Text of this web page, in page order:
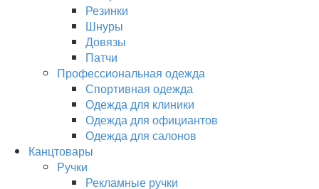
Резинки
Шнуры
Довязы
Патчи
Профессиональная одежда
Спортивная одежда
Одежда для клиники
Одежда для официантов
Одежда для салонов
Канцтовары
Ручки
Рекламные ручки